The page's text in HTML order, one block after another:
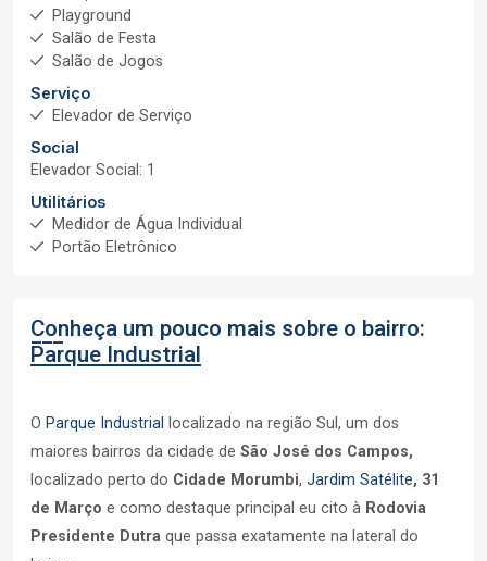
Playground
Salão de Festa
Salão de Jogos
Serviço
Elevador de Serviço
Social
Elevador Social: 1
Utilitários
Medidor de Água Individual
Portão Eletrônico
Conheça um pouco mais sobre o bairro:
Parque Industrial
O Parque Industrial localizado na região Sul, um dos
maiores bairros da cidade de São José dos Campos,
localizado perto do Cidade Morumbi, Jardim Satélite, 31
de Março e como destaque principal eu cito à Rodovia
Presidente Dutra que passa exatamente na lateral do